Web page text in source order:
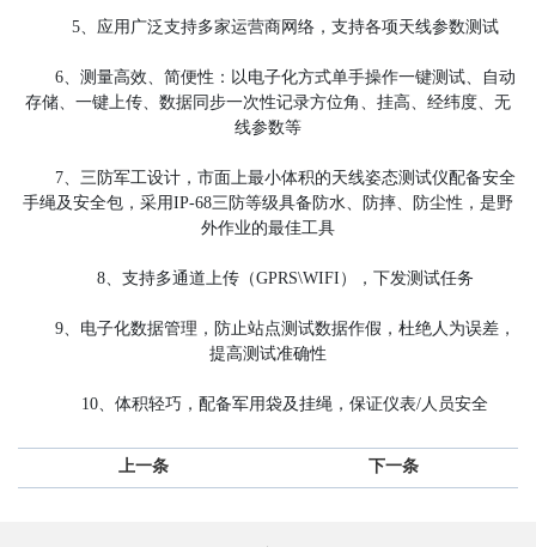
5、应用广泛支持多家运营商网络，支持各项天线参数测试
6、测量高效、简便性：以电子化方式单手操作一键测试、自动
存储、一键上传、数据同步一次性记录方位角、挂高、经纬度、无
线参数等
7、三防军工设计，市面上最小体积的天线姿态测试仪配备安全
手绳及安全包，采用IP-68三防等级具备防水、防摔、防尘性，是野
外作业的最佳工具
8、支持多通道上传（GPRS\WIFI），下发测试任务
9、电子化数据管理，防止站点测试数据作假，杜绝人为误差，
提高测试准确性
10、体积轻巧，配备军用袋及挂绳，保证仪表/人员安全
上一条 下一条